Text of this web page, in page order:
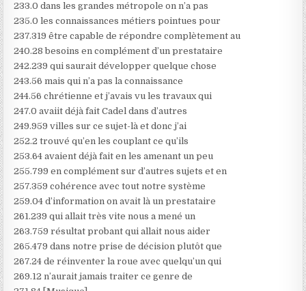
233.0 dans les grandes métropole on n’a pas
235.0 les connaissances métiers pointues pour
237.319 être capable de répondre complètement au
240.28 besoins en complément d’un prestataire
242.239 qui saurait développer quelque chose
243.56 mais qui n’a pas la connaissance
244.56 chrétienne et j’avais vu les travaux qui
247.0 avaiit déjà fait Cadel dans d’autres
249.959 villes sur ce sujet-là et donc j’ai
252.2 trouvé qu’en les couplant ce qu’ils
253.64 avaient déjà fait en les amenant un peu
255.799 en complément sur d’autres sujets et en
257.359 cohérence avec tout notre système
259.04 d’information on avait là un prestataire
261.239 qui allait très vite nous a mené un
263.759 résultat probant qui allait nous aider
265.479 dans notre prise de décision plutôt que
267.24 de réinventer la roue avec quelqu’un qui
269.12 n’aurait jamais traiter ce genre de